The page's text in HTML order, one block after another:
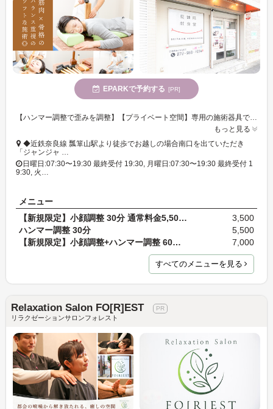
EPARKで予約する [PR]
【ハンマー調整で歪みを調整】【プライベート空間】専用の施術器具で行う調整法で、辛い不調の根本改善を目指します。メンテナンスにもおすすめ◎
もっと見る
◆近鉄奈良線 瓢箪山駅より徒歩でお越しの場合南口を出ていただき
「ジャンジャ …
日曜日:07:30〜19:30 最終受付 19:30, 月曜日:07:30〜19:30 最終受付 1
9:30, 火…
メニュー
【新規限定】小顔調整 30分 通常料金5,500円
3,500
ハンマー調整 30分
5,500
【新規限定】小顔調整+ハンマー調整 60分 通常料金9,…
7,000
すべてのメニューを見る
Relaxation Salon FO[R]EST
リラクゼーションサロンフォレスト